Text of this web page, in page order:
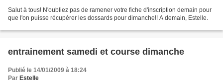
Salut à tous! N'oubliez pas de ramener votre fiche d'inscription demain pour
que l'on puisse récupérer les dossards pour dimanche!! A demain, Estelle.
entrainement samedi et course dimanche
Publié le 14/01/2009 à 18:24
Par Estelle